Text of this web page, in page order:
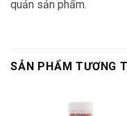
quản sản phẩm.
SẢN PHẨM TƯƠNG